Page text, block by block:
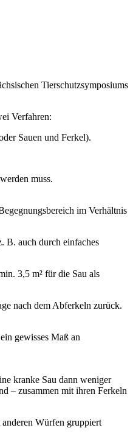
Tierschutzsymposiums
Verfahren:
Sauen und Ferkel).
muss.
im Verhältnis
B. auch durch einfaches
3,5 m² für die Sau als
nach dem Abferkeln zurück.
gewisses Maß an
kranke Sau dann weniger
– zusammen mit ihren Ferkeln
Würfen gruppiert